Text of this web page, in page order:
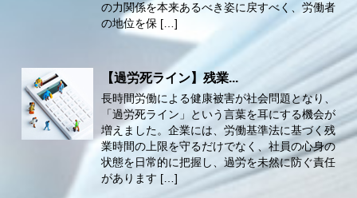
の力関係を本来あるべき姿に戻すべく、労働者
の地位を保 […]
【過労死ライン】残業...
長時間労働による健康被害が社会問題となり、
「過労死ライン」という言葉を耳にする機会が
増えました。企業には、労働基準法に基づく残
業時間の上限を守るだけでなく、社員の心身の
状態を日常的に把握し、過労を未然に防ぐ責任
があります […]